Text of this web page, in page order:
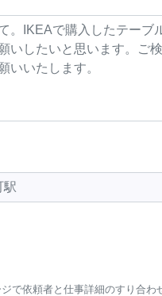
で依頼者と仕事詳細のすり合わ